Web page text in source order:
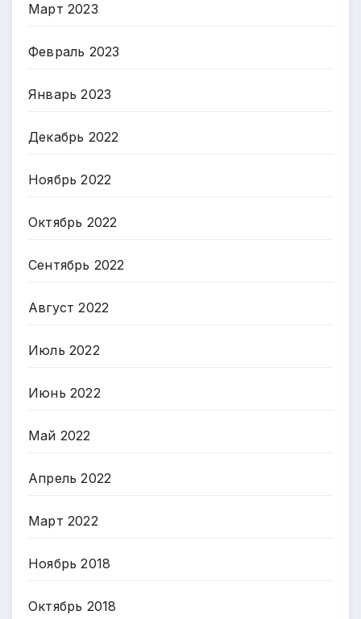
Март 2023
Февраль 2023
Январь 2023
Декабрь 2022
Ноябрь 2022
Октябрь 2022
Сентябрь 2022
Август 2022
Июль 2022
Июнь 2022
Май 2022
Апрель 2022
Март 2022
Ноябрь 2018
Октябрь 2018